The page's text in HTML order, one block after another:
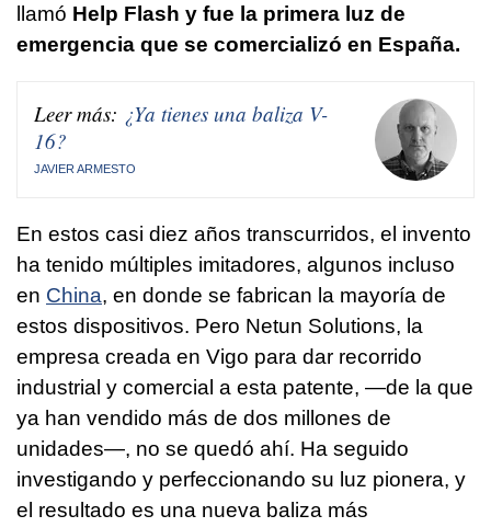
llamó Help Flash y fue la primera luz de
emergencia que se comercializó en España.
Leer más: ¿Ya tienes una baliza V-
16?
JAVIER ARMESTO
En estos casi diez años transcurridos, el invento
ha tenido múltiples imitadores, algunos incluso
en China, en donde se fabrican la mayoría de
estos dispositivos. Pero Netun Solutions, la
empresa creada en Vigo para dar recorrido
industrial y comercial a esta patente, —de la que
ya han vendido más de dos millones de
unidades—, no se quedó ahí. Ha seguido
investigando y perfeccionando su luz pionera, y
el resultado es una nueva baliza más